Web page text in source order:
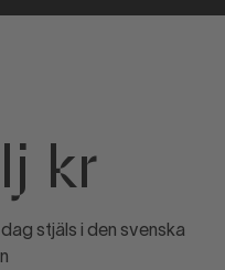
kr
stjäls i den svenska